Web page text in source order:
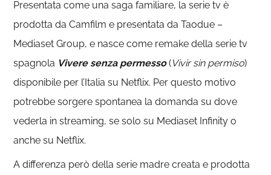
Presentata come una saga familiare, la serie tv è
prodotta da Camfilm e presentata da Taodue –
Mediaset Group, e nasce come remake della serie tv
spagnola Vivere senza permesso (Vivir sin permiso)
disponibile per l’Italia su Netflix. Per questo motivo
potrebbe sorgere spontanea la domanda su dove
vederla in streaming, se solo su Mediaset Infinity o
anche su Netflix.
A differenza però della serie madre creata e prodotta